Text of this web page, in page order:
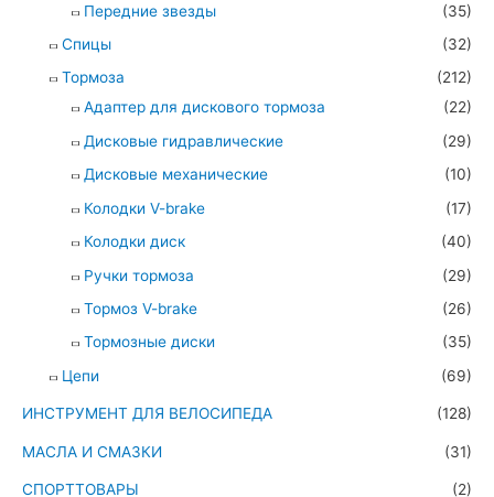
Передние звезды
(35)
Спицы
(32)
Тормоза
(212)
Адаптер для дискового тормоза
(22)
Дисковые гидравлические
(29)
Дисковые механические
(10)
Колодки V-brake
(17)
Колодки диск
(40)
Ручки тормоза
(29)
Тормоз V-brake
(26)
Тормозные диски
(35)
Цепи
(69)
ИНСТРУМЕНТ ДЛЯ ВЕЛОСИПЕДА (128)
МАСЛА И СМАЗКИ (31)
СПОРТТОВАРЫ (2)